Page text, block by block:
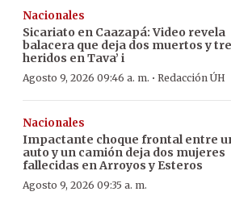
Nacionales
Sicariato en Caazapá: Video revela
balacera que deja dos muertos y
heridos en Tava’ i
Agosto 9, 2026 09:46 a. m. · Redacción ÚH
Nacionales
Impactante choque frontal entre
auto y un camión deja dos mujeres
fallecidas en Arroyos y Esteros
Agosto 9, 2026 09:35 a. m.